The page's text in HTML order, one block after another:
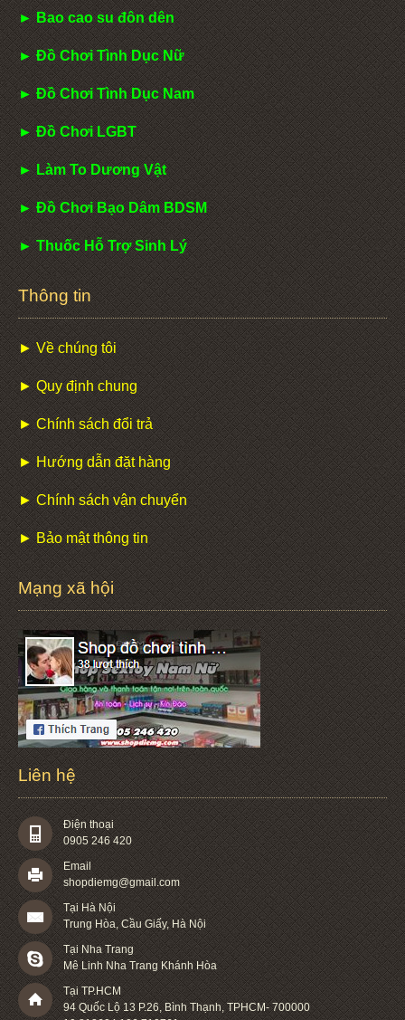
► Bao cao su đôn dên
► Đồ Chơi Tình Dục Nữ
► Đồ Chơi Tình Dục Nam
► Đồ Chơi LGBT
► Làm To Dương Vật
► Đồ Chơi Bạo Dâm BDSM
► Thuốc Hỗ Trợ Sinh Lý
Thông tin
► Về chúng tôi
► Quy định chung
► Chính sách đổi trả
► Hướng dẫn đặt hàng
► Chính sách vận chuyển
► Bảo mật thông tin
Mạng xã hội
Liên hệ
Điện thoại
0905 246 420
Email
shopdiemg@gmail.com
Tại Hà Nội
Trung Hòa, Cầu Giấy, Hà Nội
Tại Nha Trang
Mê Linh Nha Trang Khánh Hòa
Tại TP.HCM
94 Quốc Lộ 13 P.26,Bình Thạnh,TPHCM-700000